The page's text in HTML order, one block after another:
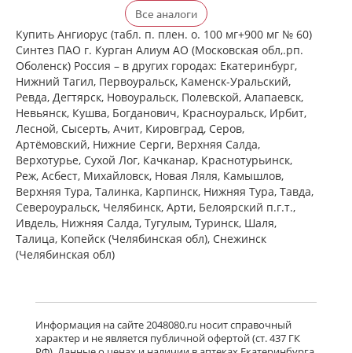
Детралекс (табл. п. плен. о. 500 мг №
60) Лаборатории Сервье Индастри
Франция Сервье РУС ООО Россия
есть в 1 аптеках
от 2 164,00 до 2 164,00
Венарус (табл. п. плен. о. 50 мг+450
мг № 30) Алиум АО (Московская
обл,.рп. Оболенск) Россия
есть в 1 аптеках
от 1 183,00 до 1 183,00
Венарус (табл. п. плен. о. 50 мг+450
мг № 60) Алиум АО (Московская
обл,.рп. Оболенск) Россия
есть в 1 аптеках
от 2 079,00 до 2 079,00
Детралекс (табл. п. плен. о. 1000 мг
№ 60) Лаборатории Сервье
Индастри Франция Сервье РУС ООО
Россия
Все аналоги
Купить Ангиорус (табл. п. плен. о. 100 мг+900 мг № 60)
Синтез ПАО г. Курган Алиум АО (Московская обл,.рп.
Оболенск) Россия – в других городах: Екатеринбург,
Нижний Тагил, Первоуральск, Каменск-Уральский,
Ревда, Дегтярск, Новоуральск, Полевской, Алапаевск,
Невьянск, Кушва, Богданович, Красноуральск, Ирбит,
Лесной, Сысерть, Ачит, Кировград, Серов,
Артёмовский, Нижние Cерги, Верхняя Салда,
Верхотурье, Сухой Лог, Качканар, Краснотурьинск,
Реж, Асбест, Михайловск, Новая Ляля, Камышлов,
Верхняя Тура, Талинка, Карпинск, Нижняя Тура, Тавда,
Североуральск, Челябинск, Арти, Белоярский п.г.т.,
Ивдель, Нижняя Салда, Тугулым, Туринск, Шаля,
Талица, Копейск (Челябинская обл), Снежинск
(Челябинская обл)
Информация на сайте 2048080.ru носит справочный
характер и не является публичной офертой (ст. 437 ГК